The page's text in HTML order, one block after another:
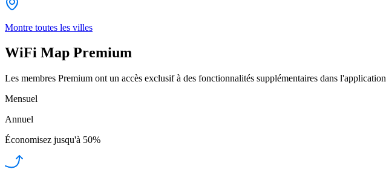
Montre toutes les villes
WiFi Map Premium
Les membres Premium ont un accès exclusif à des fonctionnalités supplémentaires dans l'application
Mensuel
Annuel
Économisez jusqu'à 50%